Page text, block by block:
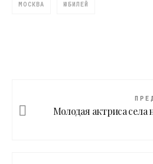
МОСКВА ЮБИЛЕЙ
Молодая актриса села